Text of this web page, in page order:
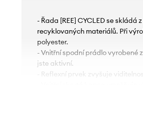
- Řada [REE] CYCLED se
recyklovaných materiálů. Při
polyester.
- Vnitřní spodní prádlo vyrobené
jste aktivní.
- Reflexní prvek zvyšuje